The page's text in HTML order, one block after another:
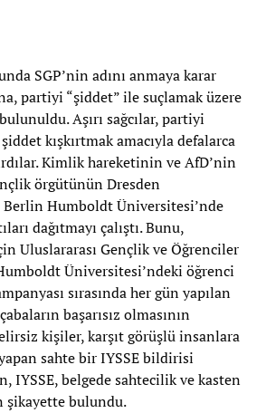
SGP’nin adını anmaya karar
partiyi “şiddet” ile suçlamak üzere
Aşırı sağcılar, partiyi
kışkırtmak amacıyla defalarca
Kimlik hareketinin ve AfD’nin
örgütünün Dresden
Berlin Humboldt Üniversitesi’nde
dağıtmayı çalıştı. Bunu,
Uluslararası Gençlik ve Öğrenciler
Üniversitesi’ndeki öğrenci
sırasında her gün yapılan
başarısız olmasının
kişiler, karşıt görüşlü insanlara
yapan sahte bir IYSSE bildirisi
IYSSE, belgede sahtecilik ve kasten
şikayette bulundu.